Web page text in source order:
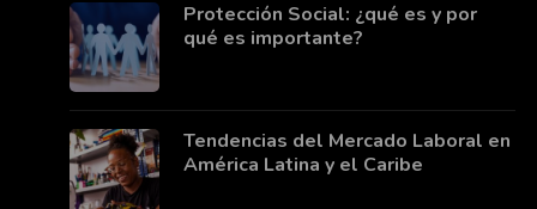
Protección Social: ¿qué es y por
qué es importante?
Tendencias del Mercado Laboral en
América Latina y el Caribe